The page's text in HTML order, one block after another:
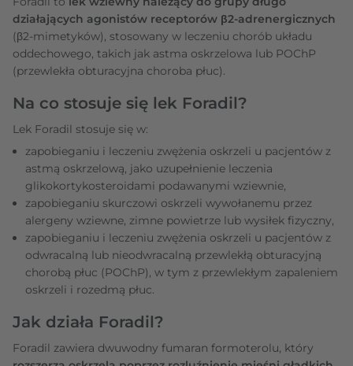
działających agonistów receptorów β2-adrenergicznych
(β2-mimetyków), stosowany w leczeniu chorób układu
oddechowego, takich jak astma oskrzelowa lub POChP
(przewlekła obturacyjna choroba płuc).
Na co stosuje się lek Foradil?
Lek Foradil stosuje się w:
zapobieganiu i leczeniu zwężenia oskrzeli u pacjentów z
astmą oskrzelową, jako uzupełnienie leczenia
glikokortykosteroidami podawanymi wziewnie,
zapobieganiu skurczowi oskrzeli wywołanemu przez
alergeny wziewne, zimne powietrze lub wysiłek fizyczny,
zapobieganiu i leczeniu zwężenia oskrzeli u pacjentów z
odwracalną lub nieodwracalną przewlekłą obturacyjną
chorobą płuc (POChP), w tym z przewlekłym zapaleniem
oskrzeli i rozedmą płuc.
Jak działa Foradil?
Foradil zawiera dwuwodny fumaran formoterolu, który